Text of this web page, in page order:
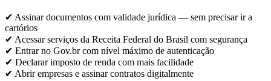
✔ Assinar documentos com validade jurídica — sem precisar ir a
cartórios
✔ Acessar serviços da Receita Federal do Brasil com segurança
✔ Entrar no Gov.br com nível máximo de autenticação
✔ Declarar imposto de renda com mais facilidade
✔ Abrir empresas e assinar contratos digitalmente